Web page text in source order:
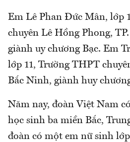
Em Lê Phan Đức Mân, lớp
chuyên Lê Hồng Phong,
giành uy chương Bạc. Em
lớp 11, Trường THPT
Bắc Ninh, giành huy
Năm nay, đoàn Việt Nam
học sinh ba miền Bắc,
đoàn có một em nữ sinh